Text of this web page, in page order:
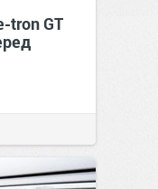
tron GT